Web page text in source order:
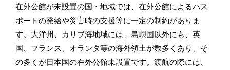
在外公館が未設置の国・地域では、在外公館によるパス
ポートの発給や災害時の支援等に一定の制約がありま
す。大洋州、カリブ海地域には、島嶼国以外にも、英
国、フランス、オランダ等の海外領土が数多くあり、そ
の多くが日本国の在外公館未設置です。渡航の際には、